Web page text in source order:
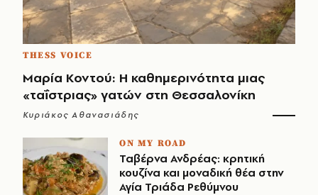
THESS VOICE
Μαρία Κοντού: Η καθημερινότητα μιας
«ταΐστριας» γατών στη Θεσσαλονίκη
Κυριάκος Αθανασιάδης
ON MY ROAD
Ταβέρνα Ανδρέας: κρητική
κουζίνα και μοναδική θέα στην
Αγία Τριάδα Ρεθύμνου